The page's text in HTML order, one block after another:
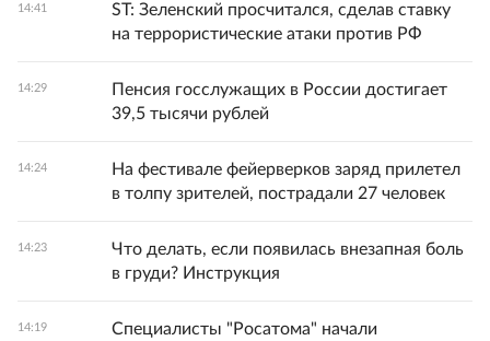
14:41
ST: Зеленский просчитался, сделав ставку
на террористические атаки против РФ
14:29
Пенсия госслужащих в России достигает
39,5 тысячи рублей
14:24
На фестивале фейерверков заряд прилетел
в толпу зрителей, пострадали 27 человек
14:23
Что делать, если появилась внезапная боль
в груди? Инструкция
14:19
Специалисты "Росатома" начали